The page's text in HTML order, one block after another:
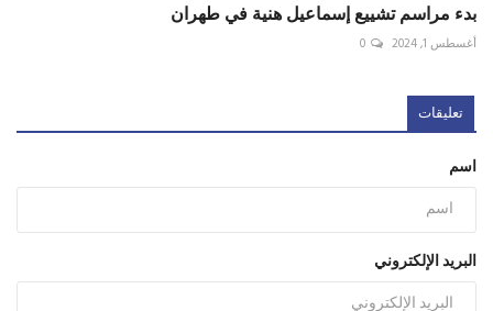
بدء مراسم تشييع إسماعيل هنية في طهران
أغسطس 1, 2024 0
تعليقات
اسم
البريد الإلكتروني